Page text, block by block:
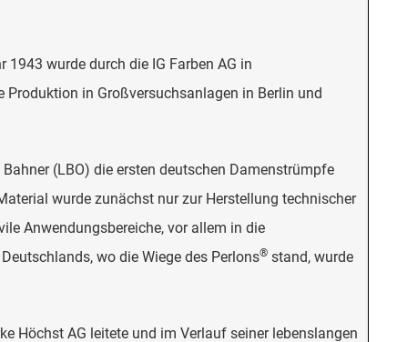
wurde durch die IG Farben AG in
in Großversuchsanlagen in Berlin und
(LBO) die ersten deutschen Damenstrümpfe
wurde zunächst nur zur Herstellung technischer
Anwendungsbereiche, vor allem in die
wo die Wiege des Perlons® stand, wurde
Höchst AG leitete und im Verlauf seiner lebenslangen